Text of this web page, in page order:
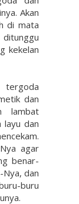
Akan
di mata
kekelan
tergoda
dan
lambat
layu dan
agar
benar-
dan
buru